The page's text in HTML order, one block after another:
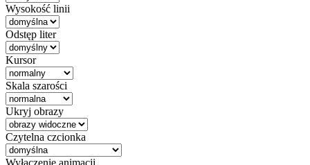
Wysokość linii
Odstęp liter
Kursor
Skala szarości
Ukryj obrazy
Czytelna czcionka
Wyłączenie animacji